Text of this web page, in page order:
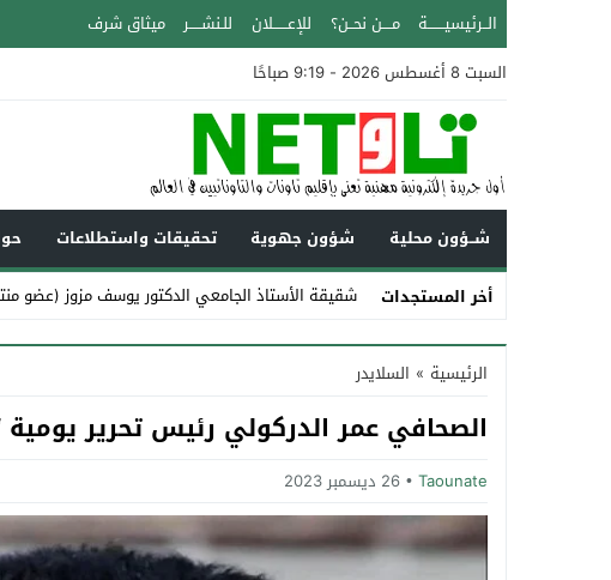
الــرئيسيـــــــة مــــن نحــن؟ للإعــــــلان للـنشـــــر ميثاق شرف
السبت 8 أغسطس 2026 - 9:19 صباحًا
شــؤون محلية شؤون جهوية تحقيقات واستطلاعات
أخر المستجدات
شقيقة الأستاذ الجامعي الدكتور يوسف مزوز (عضو
Stop
Previous
Next
الرئيسية » السلايدر
الصحافي عمر الدركولي رئيس تحرير يومية
Taounate 26 ديسمبر 2023